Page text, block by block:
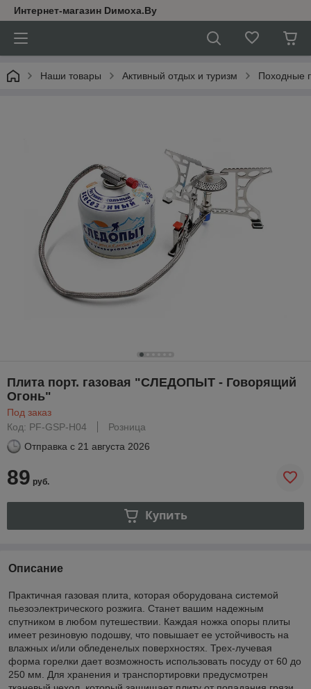
Интернет-магазин Dимoхa.By
Наши товары Активный отдых и туризм Походные
Плита порт. газовая "СЛЕДОПЫТ - Говорящий
Огонь"
Под заказ
Код: PF-GSP-H04
Розница
Отправка с 21 августа 2026
89 руб.
Купить
Описание
Практичная газовая плита, которая оборудована системой
пьезоэлектрического розжига. Станет вашим надежным
спутником в любом путешествии. Каждая ножка опоры плиты
имеет резиновую подошву, что повышает ее устойчивость на
влажных и/или обледенелых поверхностях. Трех-лучевая
форма горелки дает возможность использовать посуду от 60 до
250 мм. Для хранения и транспортировки предусмотрен